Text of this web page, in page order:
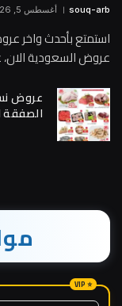
souq-arb أغسطس 5, 2026
استمتع بأحدث واخر
عروض السعودية
الصفقة